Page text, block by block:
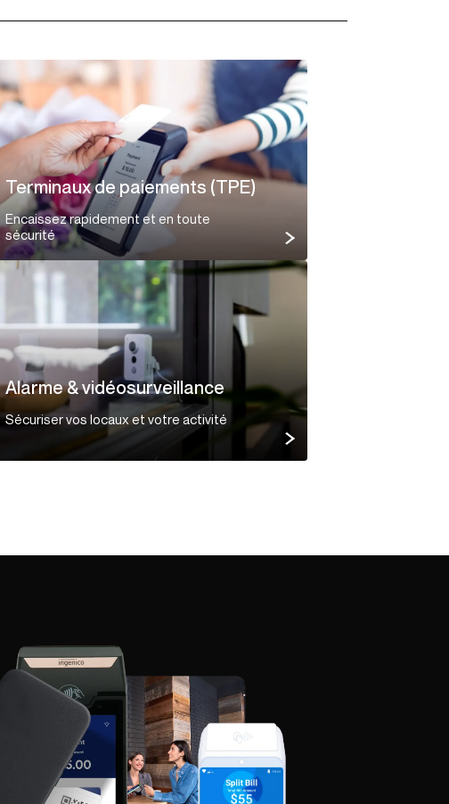
Terminaux de paiements (TPE)
Encaissez rapidement et en toute
sécurité
Alarme & vidéosurveillance
Sécuriser vos locaux et votre activité